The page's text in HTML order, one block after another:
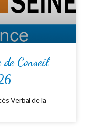
de Conseil
Verbal de la